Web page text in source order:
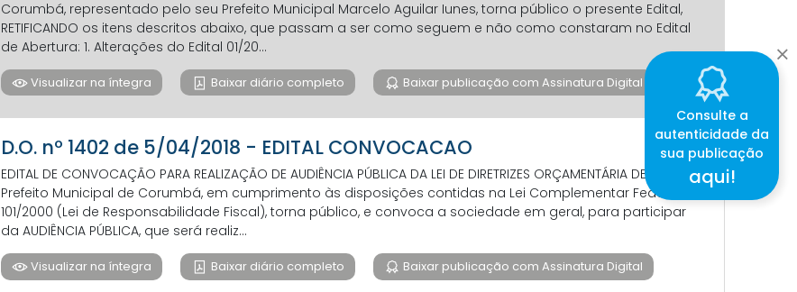
Corumbá, representado pelo seu Prefeito Municipal Marcelo Aguilar Iunes, torna público o presente Edital,
RETIFICANDO os itens descritos abaixo, que passam a ser como seguem e não como constaram no Edital
de Abertura: 1. Alterações do Edital 01/20...
Visualizar na íntegra Baixar diário completo Baixar publicação com Assinatura Digital
D.O. nº 1402 de 5/04/2018 - EDITAL CONVOCACAO
EDITAL DE CONVOCAÇÃO PARA REALIZAÇÃO DE AUDIÊNCIA PÚBLICA DA LEI DE DIRETRIZES ORÇAMENTÁRIA DE 2019 O
Prefeito Municipal de Corumbá, em cumprimento às disposições contidas na Lei Complementar Federal nº
101/2000 (Lei de Responsabilidade Fiscal), torna público, e convoca a sociedade em geral, para participar
da AUDIÊNCIA PÚBLICA, que será realiz...
Visualizar na íntegra Baixar diário completo Baixar publicação com Assinatura Digital
Consulte a
autenticidade da
sua publicação
aqui!